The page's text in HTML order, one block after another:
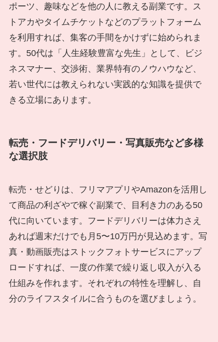
ポーツ、趣味などを他の人に教える副業です。ス
トアカやタイムチケットなどのプラットフォーム
を利用すれば、集客の手間をかけずに始められま
す。50代は「人生経験豊富な先生」として、ビジ
ネスマナー、交渉術、業界特有のノウハウなど、
若い世代には教えられない実践的な知識を提供で
きる立場にあります。
転売・フードデリバリー・写真販売など多様
な選択肢
転売・せどりは、フリマアプリやAmazonを活用し
て商品の利ざやで稼ぐ副業で、目利き力のある50
代に向いています。フードデリバリーは体力さえ
あれば週末だけでも月5〜10万円が見込めます。写
真・動画販売はストックフォトサービスにアップ
ロードすれば、一度の作業で繰り返し収入が入る
仕組みを作れます。それぞれの特性を理解し、自
分のライフスタイルに合うものを選びましょう。